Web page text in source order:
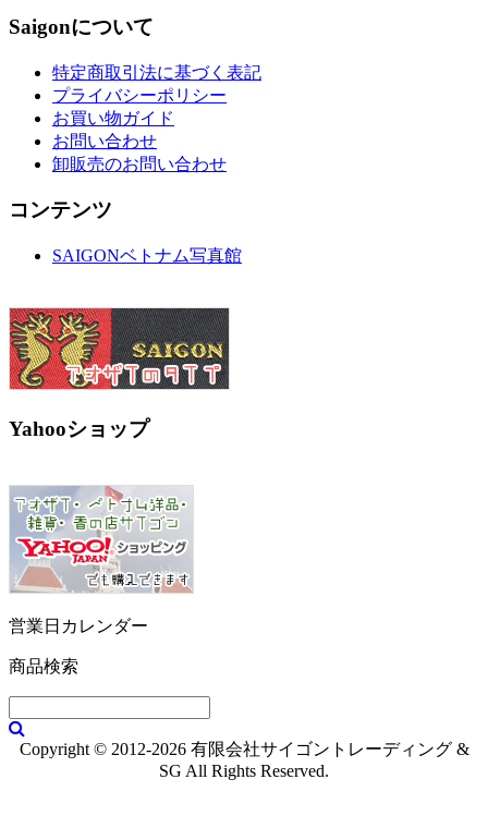
Saigonについて
特定商取引法に基づく表記
プライバシーポリシー
お買い物ガイド
お問い合わせ
卸販売のお問い合わせ
コンテンツ
SAIGONベトナム写真館
Yahooショップ
営業日カレンダー
商品検索
Copyright © 2012-2026 有限会社サイゴントレーディング &
SG All Rights Reserved.